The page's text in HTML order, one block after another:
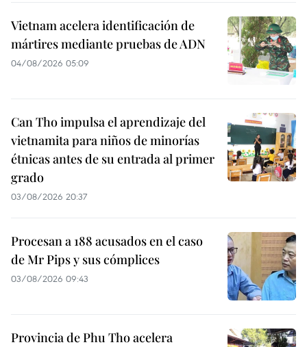
Vietnam acelera identificación de
mártires mediante pruebas de ADN
04/08/2026 05:09
Can Tho impulsa el aprendizaje del
vietnamita para niños de minorías
étnicas antes de su entrada al primer
grado
03/08/2026 20:37
Procesan a 188 acusados en el caso
de Mr Pips y sus cómplices
03/08/2026 09:43
Provincia de Phu Tho acelera